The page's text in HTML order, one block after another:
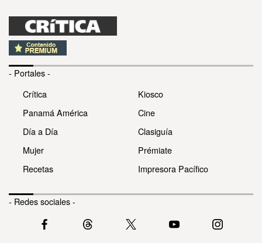
- Portales -
Crítica
Panamá América
Día a Día
Mujer
Recetas
Kiosco
Cine
Clasiguía
Prémiate
Impresora Pacífico
- Redes sociales -